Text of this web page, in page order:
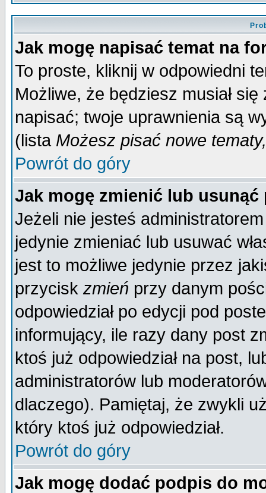
Jak mogę napisać temat na
To proste, kliknij w odpowiedni
Możliwe, że będziesz musiał
napisać; twoje uprawnienia są
(lista Możesz pisać nowe
Powrót do góry
Jak mogę zmienić lub usunąć
Jeżeli nie jesteś
jedynie zmieniać lub usuwać
jest to możliwe jedynie przez
przycisk zmień przy danym
odpowiedział po edycji pod
informujący, ile razy dany post
ktoś już odpowiedział na post,
administratorów lub
dlaczego). Pamiętaj, że zwykli
który ktoś już odpowiedział.
Powrót do góry
Jak mogę dodać podpis do